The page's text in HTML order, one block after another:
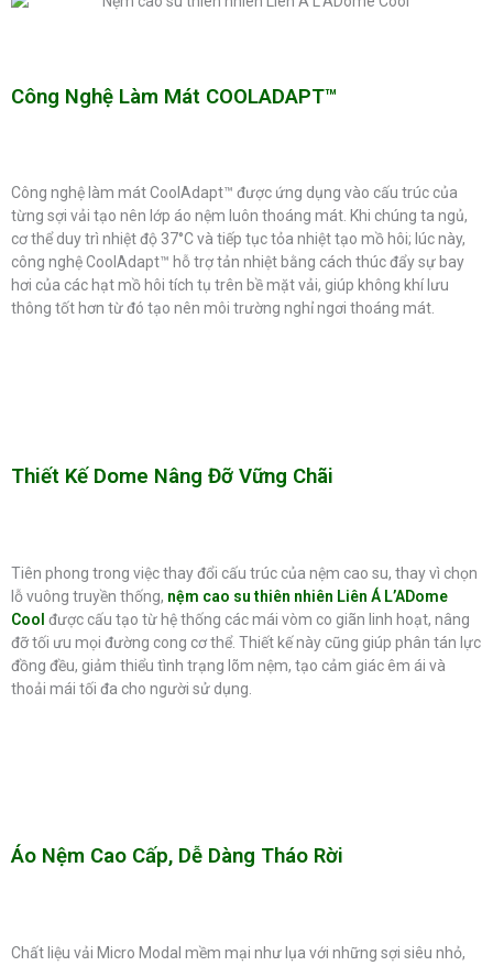
Công Nghệ Làm Mát COOLADAPT™
Công nghệ làm mát CoolAdapt™ được ứng dụng vào cấu trúc của
từng sợi vải tạo nên lớp áo nệm luôn thoáng mát. Khi chúng ta ngủ,
cơ thể duy trì nhiệt độ 37°C và tiếp tục tỏa nhiệt tạo mồ hôi; lúc này,
công nghệ CoolAdapt™ hỗ trợ tản nhiệt bằng cách thúc đẩy sự bay
hơi của các hạt mồ hôi tích tụ trên bề mặt vải, giúp không khí lưu
thông tốt hơn từ đó tạo nên môi trường nghỉ ngơi thoáng mát.
Thiết Kế Dome Nâng Đỡ Vững Chãi
Tiên phong trong việc thay đổi cấu trúc của nệm cao su, thay vì chọn
lỗ vuông truyền thống, nệm cao su thiên nhiên Liên Á L’ADome
Cool được cấu tạo từ hệ thống các mái vòm co giãn linh hoạt, nâng
đỡ tối ưu mọi đường cong cơ thể. Thiết kế này cũng giúp phân tán lực
đồng đều, giảm thiểu tình trạng lõm nệm, tạo cảm giác êm ái và
thoải mái tối đa cho người sử dụng.
Áo Nệm Cao Cấp, Dễ Dàng Tháo Rời
Chất liệu vải Micro Modal mềm mại như lụa với những sợi siêu nhỏ,